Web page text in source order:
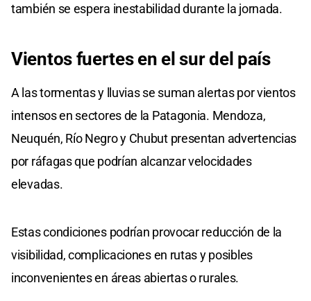
también se espera inestabilidad durante la jornada.
Vientos fuertes en el sur del país
A las tormentas y lluvias se suman alertas por vientos
intensos en sectores de la Patagonia. Mendoza,
Neuquén, Río Negro y Chubut presentan advertencias
por ráfagas que podrían alcanzar velocidades
elevadas.
Estas condiciones podrían provocar reducción de la
visibilidad, complicaciones en rutas y posibles
inconvenientes en áreas abiertas o rurales.